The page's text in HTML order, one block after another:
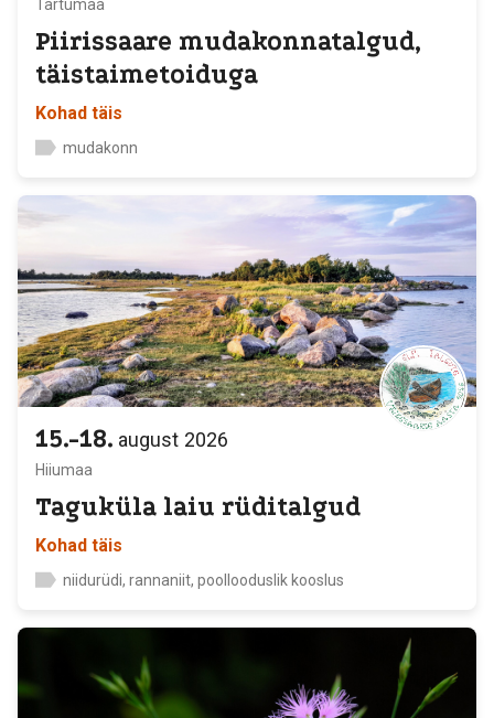
Tartumaa
Piirissaare mudakonnatalgud,
täistaimetoiduga
Kohad täis
mudakonn
2026
15.-18. august
Hiiumaa
Taguküla laiu rüditalgud
Kohad täis
niidurüdi, rannaniit, poollooduslik kooslus